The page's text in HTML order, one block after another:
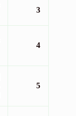
3
4
5